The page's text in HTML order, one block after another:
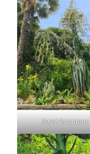
Zwei Furcraeas